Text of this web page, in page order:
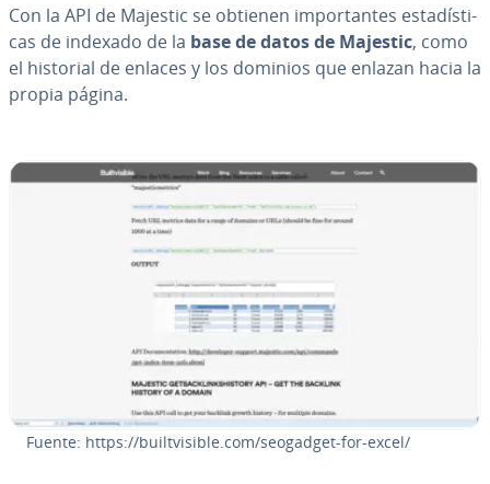
Con la API de Majestic se obtienen im­po­r­ta­n­tes es­ta­dí­s­ti­
cas de indexado de la base de datos de Majestic, como
el historial de enlaces y los dominios que enlazan hacia la
propia página.
Fuente: https://bui­l­t­vi­si­ble.com/seogadget-for-excel/